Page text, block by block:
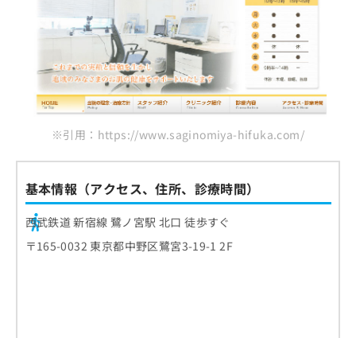
※引用：https://www.saginomiya-hifuka.com/
基本情報（アクセス、住所、診療時間）
西武鉄道 新宿線 鷺ノ宮駅 北口 徒歩すぐ
〒165-0032 東京都中野区鷺宮3-19-1 2F